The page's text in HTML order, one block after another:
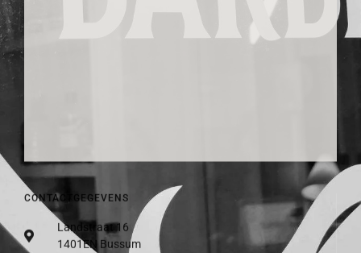
CONTACTGEGEVENS
Landstraat 16
1401EN Bussum